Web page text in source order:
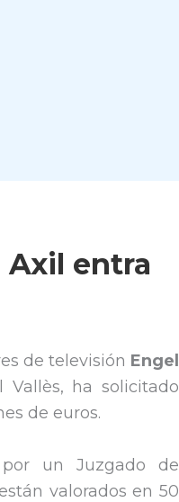
Axil entra
de televisión Engel
ha solicitado
de euros.
un Juzgado de
valorados en 50